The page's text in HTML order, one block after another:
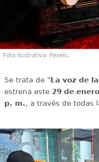
Foto ilustrativa: Pexels.
Se trata de "La voz de
estrena este 29 de
p. m., a través de todas